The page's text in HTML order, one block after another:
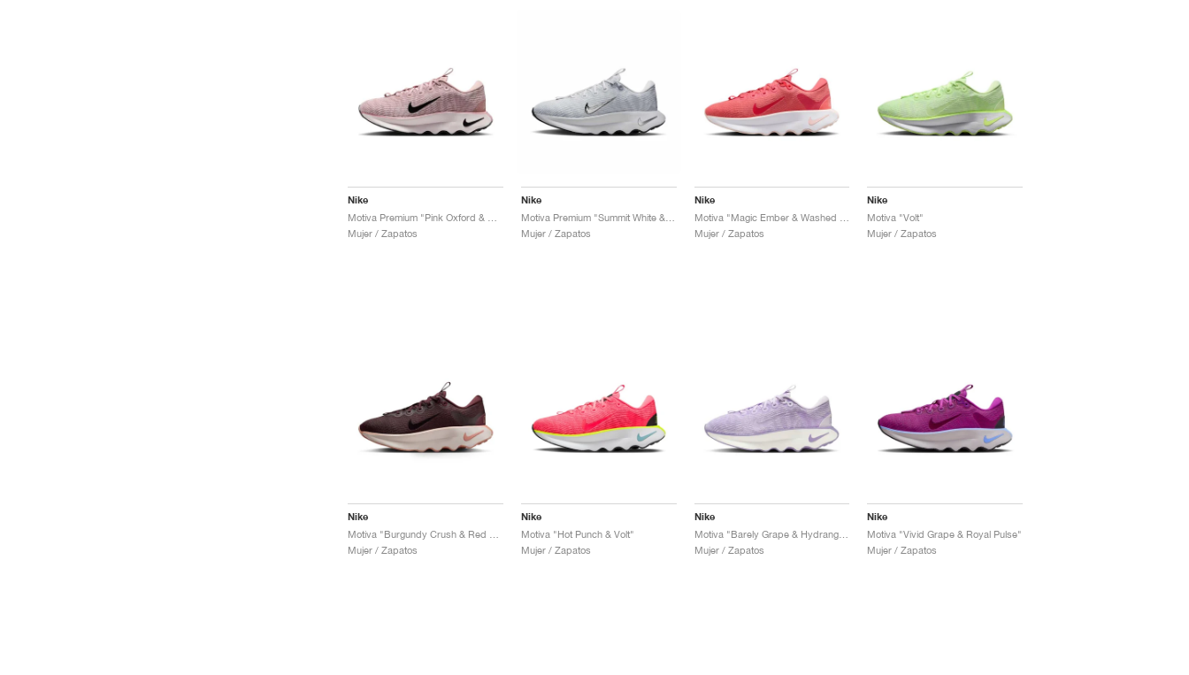
Nike
Mujer / Zapatos
Nike
Mujer / Zapatos
Nike
Mujer / Zapatos
Nike
Motiva "Volt"
Mujer / Zapatos
Nike
Mujer / Zapatos
Nike
Motiva "Hot Punch & Volt"
Mujer / Zapatos
Nike
Motiva "Barely Grape & Hydrangeas"
Mujer / Zapatos
Nike
Motiva "Vivid Grape & Royal Pulse"
Mujer / Zapatos